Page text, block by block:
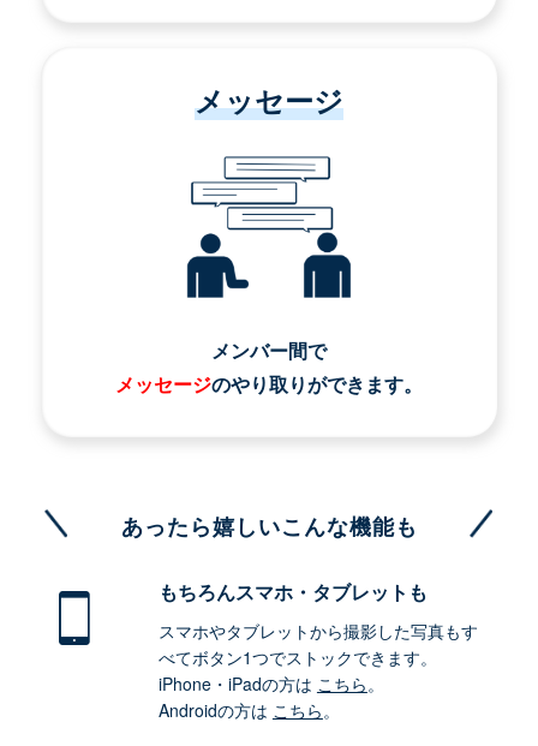
メッセージ
メンバー間で
メッセージのやり取りができます。
あったら嬉しいこんな機能も
もちろんスマホ・タブレットも
スマホやタブレットから撮影した写真もす
べてボタン1つでストックできます。
iPhone・iPadの方は こちら。
Androidの方は こちら。